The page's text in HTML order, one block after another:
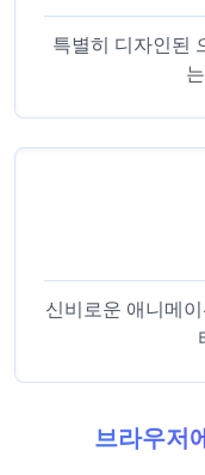
특별히 디자인된
신비로운 애니메
브라우저